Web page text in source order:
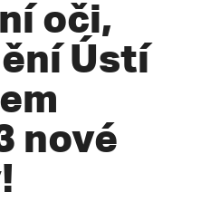
oči,
Ústí
nové